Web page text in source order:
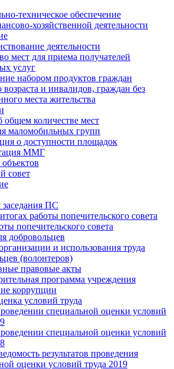
техническое обеспечение
хозяйственной деятельности
деятельности
мест для приема получателей
услуг
набором продуктов граждан
и инвалидов, граждан без
места жительства
количестве мест
маломобильных групп
о доступности площадок
ММГ
совет
заседания ПС
работы попечительского совета
попечительского совета
добровольцев
и использования труда
(волонтеров)
правовые акты
программа учреждения
коррупции
условий труда
специальной оценки условий
специальной оценки условий
результатов проведения
оценки условий труда 2019